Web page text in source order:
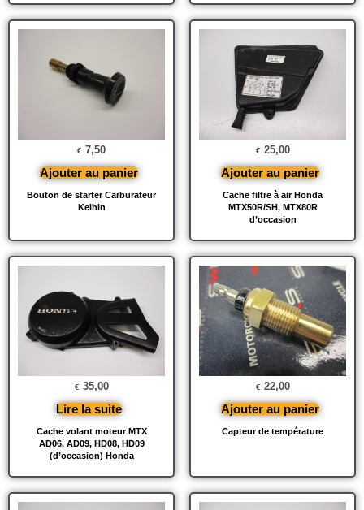
Bouton de starter Carburateur
Keihin
€ 7,50
Ajouter au panier
Cache filtre à air Honda
MTX50R/SH, MTX80R
d’occasion
€ 25,00
Ajouter au panier
Cache volant moteur MTX
AD06, AD09, HD08, HD09
(d’occasion) Honda
€ 35,00
Lire la suite
Capteur de température
€ 22,00
Ajouter au panier